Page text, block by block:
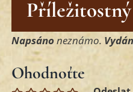
Napsánoneznámo.
Ohodnoťte